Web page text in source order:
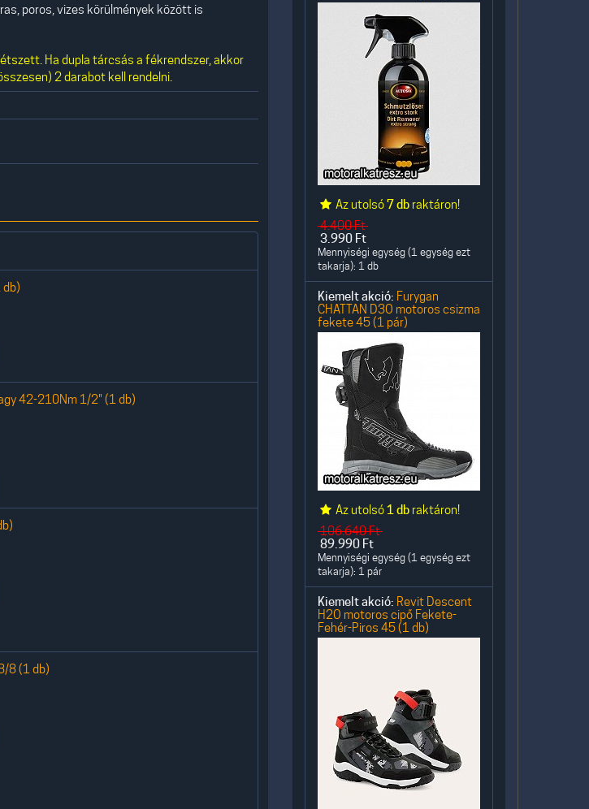
poros, vizes körülmények között is
Ha dupla tárcsás a fékrendszer, akkor
2 darabot kell rendelni.
42-210Nm 1/2" (1 db)
8 (1 db)
Az utolsó7 db raktáron!
4.400Ft
3.990 Ft
Mennyiségi egység (1 egység ezt
takarja): 1 db
Kiemelt akció: Furygan
CHATTAN D3O motoros csizma
fekete 45 (1 pár)
Az utolsó 1 db raktáron!
106.640Ft
89.990 Ft
Mennyiségi egység (1 egység ezt
takarja): 1 pár
Kiemelt akció: Revit Descent
H2O motoros cipő Fekete-
Fehér-Piros 45 (1 db)